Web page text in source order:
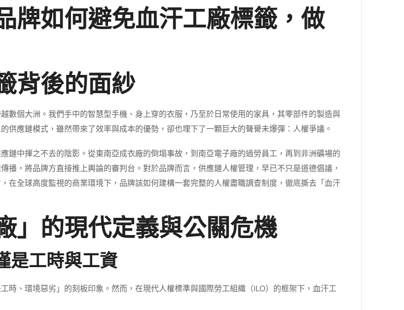
牌如何避免血汗工廠標籤，做
背後的面紗
數個大洲。我們手中的智慧型手機、身上穿的衣服，乃至於日常使用的家具，其零部件的製造與
供應鏈模式，雖然帶來了效率與成本的優勢，卻也埋下了一顆巨大的聲譽未爆彈：人權爭議。
鏈中揮之不去的陰影。從東南亞成衣廠的倒塌事故，到南亞電子廠的過勞員工，再到非洲礦場的
播，將品牌方直接推上輿論的審判台。對於品牌而言，供應鏈人權管理，早已不只是道德倡議，
在全球高度監視的商業環境下，品牌該如何建構一套完整的人權盡職調查制度，徹底撕去「血汗
」的現代定義與公關危機
是工時與工資
時、環境惡劣」的刻板印象。然而，在現代人權標準與國際勞工組織（ILO）的框架下，血汗工